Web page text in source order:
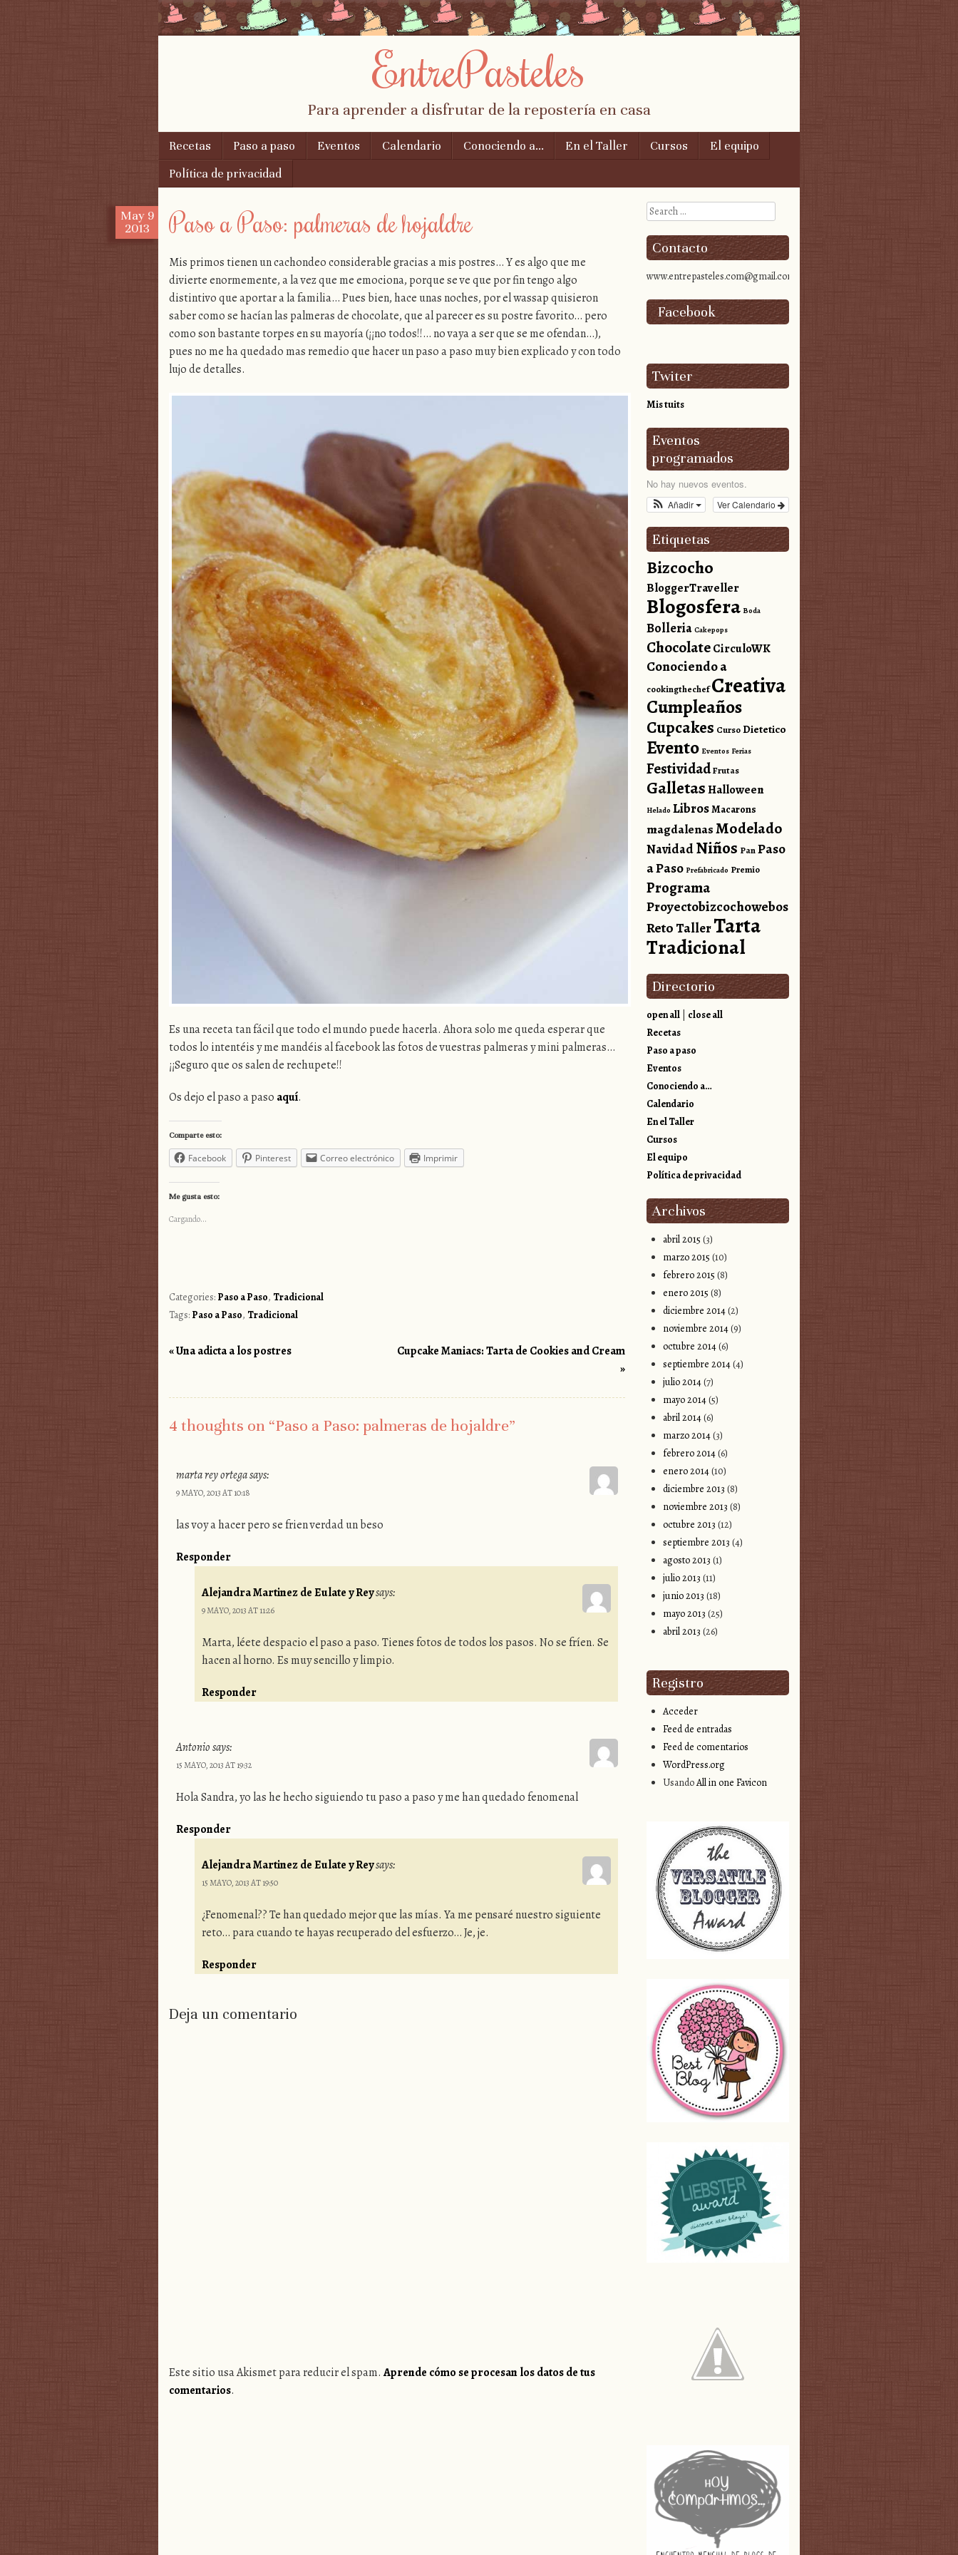
EntrePasteles
Para aprender a disfrutar de la repostería en casa
Menu
Skip to content
Recetas Paso a paso Eventos Calendario Conociendo a… En el Taller Cursos
El equipo
Política de privacidad
May 9
2013
Paso a Paso: palmeras de hojaldre
Mis primos tienen un cachondeo considerable gracias a mis postres… Y es algo que me
divierte enormemente, a la vez que me emociona, porque se ve que por fin tengo algo
distintivo que aportar a la familia… Pues bien, hace unas noches, por el wassap quisieron
saber como se hacían las palmeras de chocolate, que al parecer es su postre favorito… pero
como son bastante torpes en su mayoría (¡¡no todos!!… no vaya a ser que se me ofendan…),
pues no me ha quedado mas remedio que hacer un paso a paso muy bien explicado y con todo
lujo de detalles.
Es una receta tan fácil que todo el mundo puede hacerla. Ahora solo me queda esperar que
todos lo intentéis y me mandéis al facebook las fotos de vuestras palmeras y mini palmeras…
¡¡Seguro que os salen de rechupete!!
Os dejo el paso a paso aquí.
Comparte esto:
Facebook Pinterest Correo electrónico Imprimir
Me gusta esto:
Cargando...
Categories: Paso a Paso, Tradicional
Tags: Paso a Paso, Tradicional
«Una adicta a los postres
Cupcake Maniacs: Tarta de Cookies and Cream
»
4 thoughts on “Paso a Paso: palmeras de hojaldre”
marta rey ortegasays:
9 MAYO, 2013 AT 10:18
las voy a hacer pero se frien verdad un beso
Responder
Alejandra Martinez de Eulate y Reysays:
9 MAYO, 2013 AT 11:26
Marta, léete despacio el paso a paso. Tienes fotos de todos los pasos. No se fríen. Se
hacen al horno. Es muy sencillo y limpio.
Responder
Antoniosays:
15 MAYO, 2013 AT 19:32
Hola Sandra, yo las he hecho siguiendo tu paso a paso y me han quedado fenomenal
Responder
Alejandra Martinez de Eulate y Reysays:
15 MAYO, 2013 AT 19:50
¿Fenomenal?? Te han quedado mejor que las mías. Ya me pensaré nuestro siguiente
reto… para cuando te hayas recuperado del esfuerzo… Je, je.
Responder
Deja un comentario
Este sitio usa Akismet para reducir el spam.Aprende cómo se procesan los datos de tus
comentarios.
Search
Contacto
www.entrepasteles.com@gmail.com
Facebook
Twiter
Mis tuits
Eventos
programados
No hay nuevos eventos.
Ver Calendario
Añadir
Etiquetas
Bizcocho
BloggerTraveller
Blogosfera Boda
Bolleria Cakepops
ChocolateCirculoWK
Conociendo a
cookingthechef Creativa
Cumpleaños
Cupcakes CursoDietetico
Evento Eventos Ferias
FestividadFrutas
GalletasHalloween
Helado LibrosMacarons
magdalenasModelado
NavidadNiños PanPaso
a Paso Prefabricado Premio
Programa
Proyectobizcochowebos
Reto TallerTarta
Tradicional
Directorio
open all
close all
Recetas
Paso a paso
Eventos
Conociendo a…
Calendario
En el Taller
Cursos
El equipo
Política de privacidad
Archivos
abril 2015 (3)
marzo 2015 (10)
febrero 2015 (8)
enero 2015 (8)
diciembre 2014(2)
noviembre 2014(9)
octubre 2014(6)
septiembre 2014(4)
julio 2014(7)
mayo 2014(5)
abril 2014(6)
marzo 2014(3)
febrero 2014(6)
enero 2014(10)
diciembre 2013 (8)
noviembre 2013 (8)
octubre 2013 (12)
septiembre 2013 (4)
agosto 2013 (1)
julio 2013 (11)
junio 2013 (18)
mayo 2013 (25)
abril 2013 (26)
Registro
Acceder
Feed de entradas
Feed de comentarios
WordPress.org
UsandoAll in one Favicon